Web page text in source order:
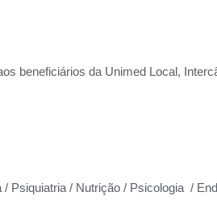
beneficiários da Unimed Local,
/ Psiquiatria / Nutrição / Psicologia /